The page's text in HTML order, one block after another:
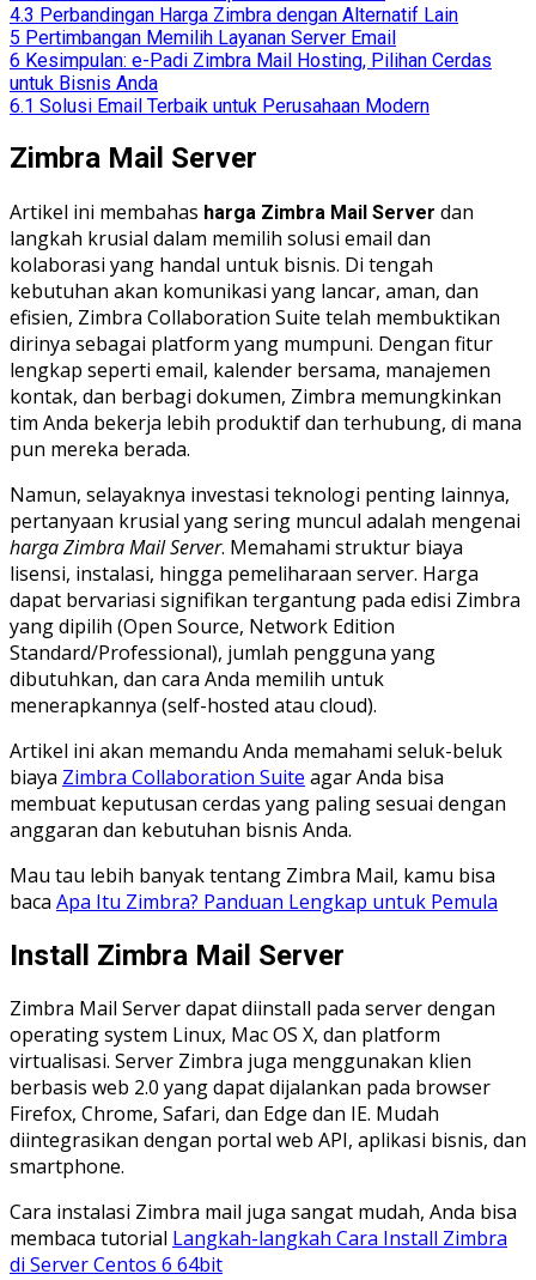
4.3 Perbandingan Harga Zimbra dengan Alternatif Lain
5 Pertimbangan Memilih Layanan Server Email
6 Kesimpulan: e-Padi Zimbra Mail Hosting, Pilihan Cerdas
untuk Bisnis Anda
6.1 Solusi Email Terbaik untuk Perusahaan Modern
Zimbra Mail Server
Artikel ini membahas harga Zimbra Mail Server dan
langkah krusial dalam memilih solusi email dan
kolaborasi yang handal untuk bisnis. Di tengah
kebutuhan akan komunikasi yang lancar, aman, dan
efisien, Zimbra Collaboration Suite telah membuktikan
dirinya sebagai platform yang mumpuni. Dengan fitur
lengkap seperti email, kalender bersama, manajemen
kontak, dan berbagi dokumen, Zimbra memungkinkan
tim Anda bekerja lebih produktif dan terhubung, di mana
pun mereka berada.
Namun, selayaknya investasi teknologi penting lainnya,
pertanyaan krusial yang sering muncul adalah mengenai
harga Zimbra Mail Server. Memahami struktur biaya
lisensi, instalasi, hingga pemeliharaan server. Harga
dapat bervariasi signifikan tergantung pada edisi Zimbra
yang dipilih (Open Source, Network Edition
Standard/Professional), jumlah pengguna yang
dibutuhkan, dan cara Anda memilih untuk
menerapkannya (self-hosted atau cloud).
Artikel ini akan memandu Anda memahami seluk-beluk
biaya Zimbra Collaboration Suite agar Anda bisa
membuat keputusan cerdas yang paling sesuai dengan
anggaran dan kebutuhan bisnis Anda.
Mau tau lebih banyak tentang Zimbra Mail, kamu bisa
baca Apa Itu Zimbra? Panduan Lengkap untuk Pemula
Install Zimbra Mail Server
Zimbra Mail Server dapat diinstall pada server dengan
operating system Linux, Mac OS X, dan platform
virtualisasi. Server Zimbra juga menggunakan klien
berbasis web 2.0 yang dapat dijalankan pada browser
Firefox, Chrome, Safari, dan Edge dan IE. Mudah
diintegrasikan dengan portal web API, aplikasi bisnis, dan
smartphone.
Cara instalasi Zimbra mail juga sangat mudah, Anda bisa
membaca tutorial Langkah-langkah Cara Install Zimbra
di Server Centos 6 64bit